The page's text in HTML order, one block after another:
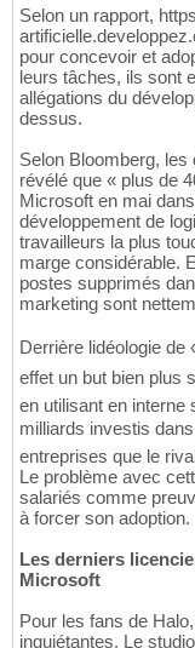
Selon un rapport,
pour concevoir et
leurs tâches, ils sont
allégations du
dessus.
Selon Bloomberg,
révélé que « plus de
Microsoft en mai
développement de
travailleurs la plus
marge considérable.
postes supprimés
marketing sont
Derrière lidéologie
effet un but bien plus
en utilisant en interne
milliards investis
entreprises que le
Le problème avec
salariés comme
à forcer son adoption.
Les derniers
Microsoft
Pour les fans de
inquiétantes. Le